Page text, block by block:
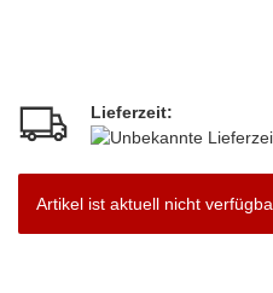
Lieferzeit:
Artikel ist aktuell nicht